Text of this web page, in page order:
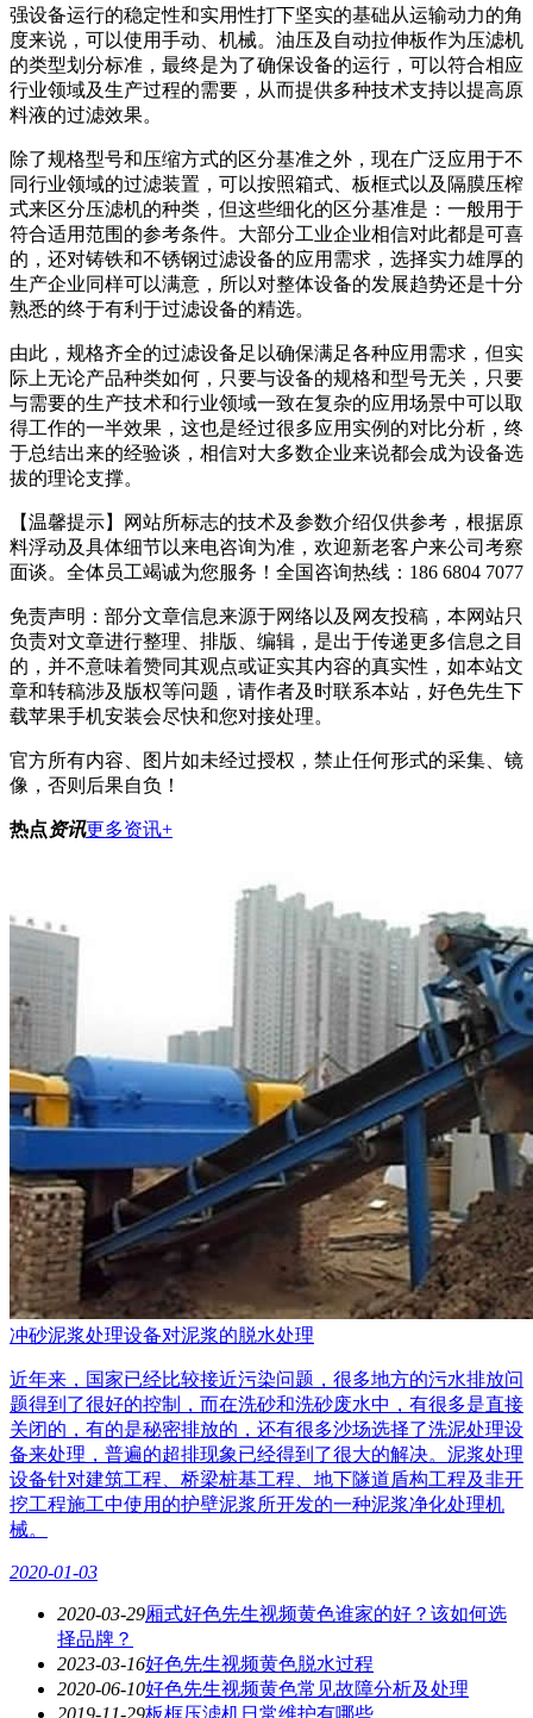
强设备运行的稳定性和实用性打下坚实的基础从运输动力的角
度来说，可以使用手动、机械。油压及自动拉伸板作为压滤机
的类型划分标准，最终是为了确保设备的运行，可以符合相应
行业领域及生产过程的需要，从而提供多种技术支持以提高原
料液的过滤效果。
除了规格型号和压缩方式的区分基准之外，现在广泛应用于不
同行业领域的过滤装置，可以按照箱式、板框式以及隔膜压榨
式来区分压滤机的种类，但这些细化的区分基准是：一般用于
符合适用范围的参考条件。大部分工业企业相信对此都是可喜
的，还对铸铁和不锈钢过滤设备的应用需求，选择实力雄厚的
生产企业同样可以满意，所以对整体设备的发展趋势还是十分
熟悉的终于有利于过滤设备的精选。
由此，规格齐全的过滤设备足以确保满足各种应用需求，但实
际上无论产品种类如何，只要与设备的规格和型号无关，只要
与需要的生产技术和行业领域一致在复杂的应用场景中可以取
得工作的一半效果，这也是经过很多应用实例的对比分析，终
于总结出来的经验谈，相信对大多数企业来说都会成为设备选
拔的理论支撑。
【温馨提示】网站所标志的技术及参数介绍仅供参考，根据原
料浮动及具体细节以来电咨询为准，欢迎新老客户来公司考察
面谈。全体员工竭诚为您服务！ 全国咨询热线：186 6804 7077
免责声明：部分文章信息来源于网络以及网友投稿，本网站只
负责对文章进行整理、排版、编辑，是出于传递更多信息之目
的，并不意味着赞同其观点或证实其内容的真实性，如本站文
章和转稿涉及版权等问题，请作者及时联系本站，好色先生下
载苹果手机安装会尽快和您对接处理。
官方所有内容、图片如未经过授权，禁止任何形式的采集、镜
像，否则后果自负！
热点资讯更多资讯+
冲砂泥浆处理设备对泥浆的脱水处理
近年来，国家已经比较接近污染问题，很多地方的污水排放问
题得到了很好的控制，而在洗砂和洗砂废水中，有很多是直接
关闭的，有的是秘密排放的，还有很多沙场选择了洗泥处理设
备来处理，普遍的超排现象已经得到了很大的解决。泥浆处理
设备针对建筑工程、桥梁桩基工程、地下隧道盾构工程及非开
挖工程施工中使用的护壁泥浆所开发的一种泥浆净化处理机
械。
2020-01-03
2020-03-29厢式好色先生视频黄色谁家的好？该如何选
择品牌？
2023-03-16好色先生视频黄色脱水过程
2020-06-10好色先生视频黄色常见故障分析及处理
2019-11-29板框压滤机日常维护有哪些